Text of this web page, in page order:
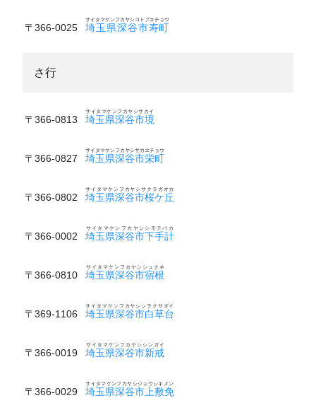
〒366-0025 埼玉県深谷市寿町
サイタマケンフカヤシコトブキチョウ
さ行
〒366-0813 埼玉県深谷市境
サイタマケンフカヤシサカイ
〒366-0827 埼玉県深谷市栄町
サイタマケンフカヤシサカエチョウ
〒366-0802 埼玉県深谷市桜ケ丘
サイタマケンフカヤシサクラガオカ
〒366-0002 埼玉県深谷市下手計
サイタマケンフカヤシシモテバカ
〒366-0810 埼玉県深谷市宿根
サイタマケンフカヤシシュクネ
〒369-1106 埼玉県深谷市白草台
サイタマケンフカヤシシラクサダイ
〒366-0019 埼玉県深谷市新戒
サイタマケンフカヤシシンガイ
〒366-0029 埼玉県深谷市上敷免
サイタマケンフカヤシジョウシキメン